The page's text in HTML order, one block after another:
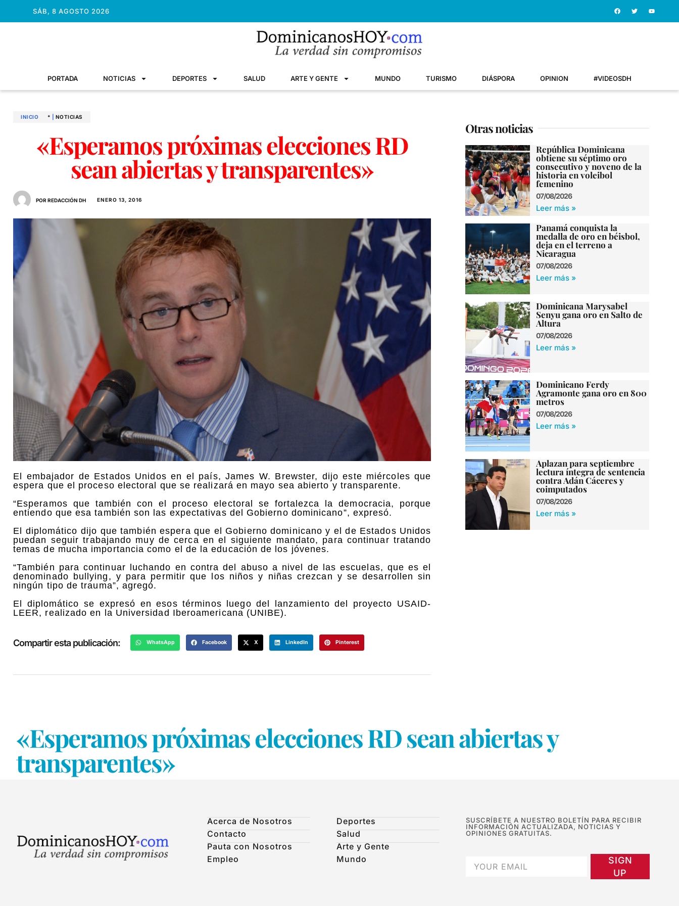
SÁB, 8 AGOSTO 2026
PORTADA NOTICIAS DEPORTES SALUD ARTE Y GENTE MUNDO TURISMO DIÁSPORA OPINION #VIDEOSDH
INICIO * NOTICIAS
«Esperamos próximas elecciones RD
sean abiertas y transparentes»‏
POR REDACCIÓN DH ENERO 13, 2016
El embajador de Estados Unidos en el país, James W. Brewster, dijo este miércoles que
espera que el proceso electoral que se realizará en mayo sea abierto y transparente.
“Esperamos que también con el proceso electoral se fortalezca la democracia, porque
entiendo que esa también son las expectativas del Gobierno dominicano”, expresó.
El diplomático dijo que también espera que el Gobierno dominicano y el de Estados Unidos
puedan seguir trabajando muy de cerca en el siguiente mandato, para continuar tratando
temas de mucha importancia como el de la educación de los jóvenes.
“También para continuar luchando en contra del abuso a nivel de las escuelas, que es el
denominado bullying, y para permitir que los niños y niñas crezcan y se desarrollen sin
ningún tipo de trauma”, agregó.
El diplomático se expresó en esos términos luego del lanzamiento del proyecto USAID-
LEER, realizado en la Universidad Iberoamericana (UNIBE).
Compartir esta publicación: WhatsApp Facebook X LinkedIn Pinterest
Otras noticias
República Dominicana
obtiene su séptimo oro
consecutivo y noveno de la
historia en voleibol
femenino
07/08/2026
Leer más »
Panamá conquista la
medalla de oro en béisbol,
deja en el terreno a
Nicaragua
07/08/2026
Leer más »
Dominicana Marysabel
Senyu gana oro en Salto de
Altura
07/08/2026
Leer más »
Dominicano Ferdy
Agramonte gana oro en 800
metros
07/08/2026
Leer más »
Aplazan para septiembre
lectura íntegra de sentencia
contra Adán Cáceres y
coimputados
07/08/2026
Leer más »
«Esperamos próximas elecciones RD sean abiertas y
Acerca de Nosotros
Contacto
Pauta con Nosotros
Empleo
Deportes
Salud
Arte y Gente
Mundo
SUSCRÍBETE A NUESTRO BOLETÍN PARA RECIBIR
INFORMACIÓN ACTUALIZADA, NOTICIAS Y
OPINIONES GRATUITAS.
SIGN
UP